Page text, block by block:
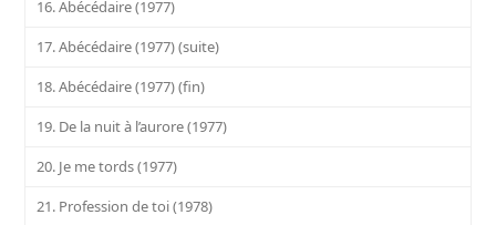
16. Abécédaire (1977)
17. Abécédaire (1977) (suite)
18. Abécédaire (1977) (fin)
19. De la nuit à l’aurore (1977)
20. Je me tords (1977)
21. Profession de toi (1978)